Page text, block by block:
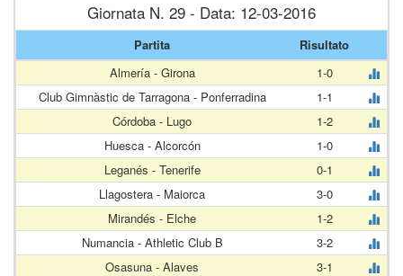
Giornata N. 29 - Data: 12-03-2016
Partita
Risultato
Almería - Girona
1-0
Club Gimnàstic de Tarragona - Ponferradina
1-1
Córdoba - Lugo
1-2
Huesca - Alcorcón
1-0
Leganés - Tenerife
0-1
Llagostera - Maiorca
3-0
Mirandés - Elche
1-2
Numancia - Athletic Club B
3-2
Osasuna - Alaves
3-1